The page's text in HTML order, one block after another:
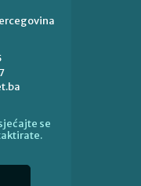
se